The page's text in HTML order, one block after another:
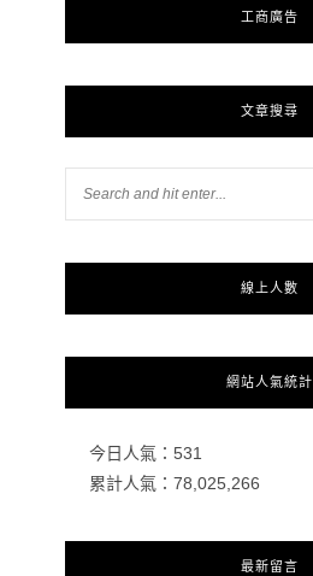
工商廣告
文章搜尋
線上人數
網站人氣統計
今日人氣： 531
累計人氣： 78,025,266
最新留言